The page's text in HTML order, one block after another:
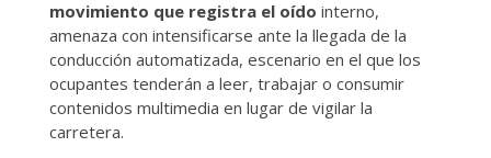
movimiento que registra el oído interno,
amenaza con intensificarse ante la llegada de la
conducción automatizada, escenario en el que los
ocupantes tenderán a leer, trabajar o consumir
contenidos multimedia en lugar de vigilar la
carretera.